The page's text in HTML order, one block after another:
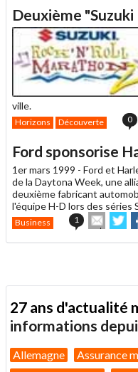
Deuxième
ville.
Horizons Découverte 0
Ford sponsorise
1er mars 1999 - Ford et
de la Daytona Week, une
deuxième fabricant
l'équipe H-D lors des séries
Business 1
cet
article
sur
27 ans d'actualité
informations
Allemagne Assurance